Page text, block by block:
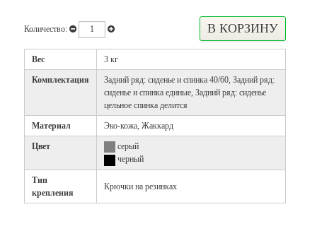
Количество:
Вес 3 кг
Комплектация
Задний ряд: сиденье и спинка 40/60, Задний ряд:
сиденье и спинка единые, Задний ряд: сиденье
цельное спинка делится
Материал Эко-кожа, Жаккард
Цвет
серый
черный
Тип
крепления
Крючки на резинках